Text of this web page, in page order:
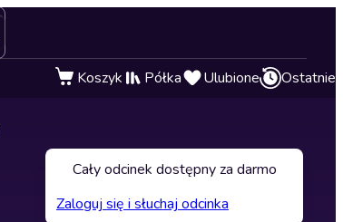
Koszyk Półka Ulubione Ostatnie
Cały odcinek dostępny za darmo
Zaloguj się i słuchaj odcinka